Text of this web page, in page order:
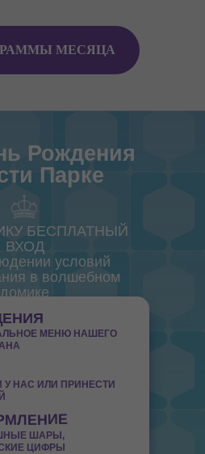
МЕСЯЦА
БЕСПЛАТНЫЙ
ВХОД
условий
в волшебном
домике
ШАРЫ,
ЦИФРЫ
Рождения
Парке
МЕНЮ НАШЕГО
У НАС ИЛИ ПРИНЕСТИ